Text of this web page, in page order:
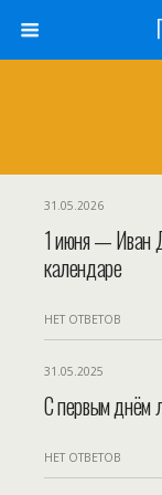
31.05.2026
1 июня — Иван
календаре
НЕТ ОТВЕТОВ
31.05.2025
С первым днём
НЕТ ОТВЕТОВ